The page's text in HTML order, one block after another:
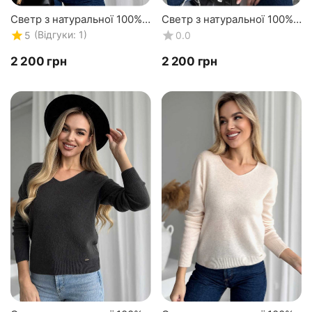
Светр з натуральної 100%
вовни жіночий, вовняний
коричневий Silk KIss Wool
Pattern
5 (Відгуки: 1)
‍2 200‍ грн
Светр з натуральної 100%
вовни жіночий, вовняний
червоний Silk KIss Wool
Touch
0.0
‍2 200‍ грн